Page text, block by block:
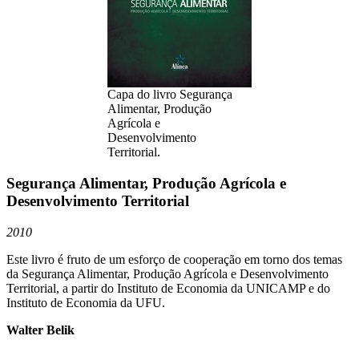
Capa do livro Segurança
Alimentar, Produção
Agrícola e
Desenvolvimento
Territorial.
Segurança Alimentar, Produção Agrícola e
Desenvolvimento Territorial
2010
Este livro é fruto de um esforço de cooperação em torno dos temas
da Segurança Alimentar, Produção Agrícola e Desenvolvimento
Territorial, a partir do Instituto de Economia da UNICAMP e do
Instituto de Economia da UFU.
Walter Belik